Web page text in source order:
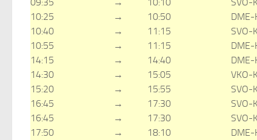
10:25
→ 10:50 DME-
10:40
→ 11:15 SVO-
10:55
→ 11:15 DME-
14:15
→ 14:40 DME-
14:30
→ 15:05 VKO-
15:20
→ 15:55 SVO-
16:45
→ 17:30 SVO-
16:45
→ 17:30 SVO-
17:50
→ 18:10 DME-